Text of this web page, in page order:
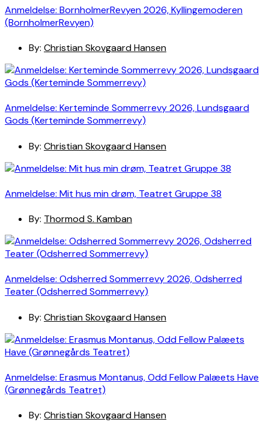
Anmeldelse: BornholmerRevyen 2026, Kyllingemoderen
(BornholmerRevyen)
By: Christian Skovgaard Hansen
Anmeldelse: Kerteminde Sommerrevy 2026, Lundsgaard
Gods (Kerteminde Sommerrevy)
By: Christian Skovgaard Hansen
Anmeldelse: Mit hus min drøm, Teatret Gruppe 38
By: Thormod S. Kamban
Anmeldelse: Odsherred Sommerrevy 2026, Odsherred
Teater (Odsherred Sommerrevy)
By: Christian Skovgaard Hansen
Anmeldelse: Erasmus Montanus, Odd Fellow Palæets Have
(Grønnegårds Teatret)
By: Christian Skovgaard Hansen